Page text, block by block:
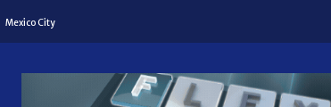
Mexico City